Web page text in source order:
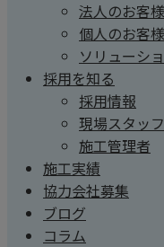
法人のお客様
個人のお客様
ソリューシ
採用を知る
採用情報
現場スタッフ
施工管理者
施工実績
協力会社募集
ブログ
コラム